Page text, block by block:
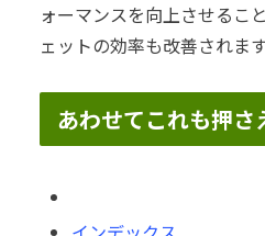
ォーマンスを向上させるこ
ェットの効率も改善されます
あわせてこれも押さ